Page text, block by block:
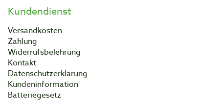
Kundendienst
Versandkosten
Zahlung
Widerrufsbelehrung
Kontakt
Datenschutzerklärung
Kundeninformation
Batteriegesetz